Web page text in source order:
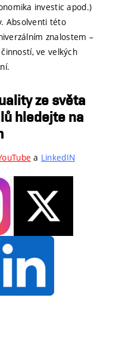
investic apod.)
Absolventi této
znalostem –
ve velkých
ze světa
hledejte na
a LinkedIN